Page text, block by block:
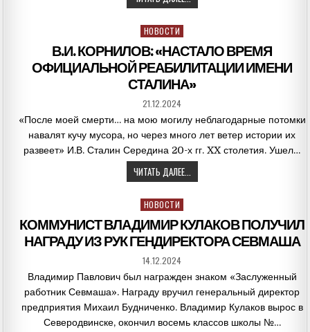
Posted
in
НОВОСТИ
В.И. КОРНИЛОВ: «НАСТАЛО ВРЕМЯ
ОФИЦИАЛЬНОЙ РЕАБИЛИТАЦИИ ИМЕНИ
СТАЛИНА»
21.12.2024
«После моей смерти… на мою могилу неблагодарные потомки
навалят кучу мусора, но через много лет ветер истории их
развеет» И.В. Сталин Середина 20-х гг. XX столетия. Ушел…
ЧИТАТЬ ДАЛЕЕ...
Posted
in
НОВОСТИ
КОММУНИСТ ВЛАДИМИР КУЛАКОВ ПОЛУЧИЛ
НАГРАДУ ИЗ РУК ГЕНДИРЕКТОРА СЕВМАША
14.12.2024
Владимир Павлович был награжден знаком «Заслуженный
работник Севмаша». Награду вручил генеральный директор
предприятия Михаил Будниченко. Владимир Кулаков вырос в
Северодвинске, окончил восемь классов школы №…